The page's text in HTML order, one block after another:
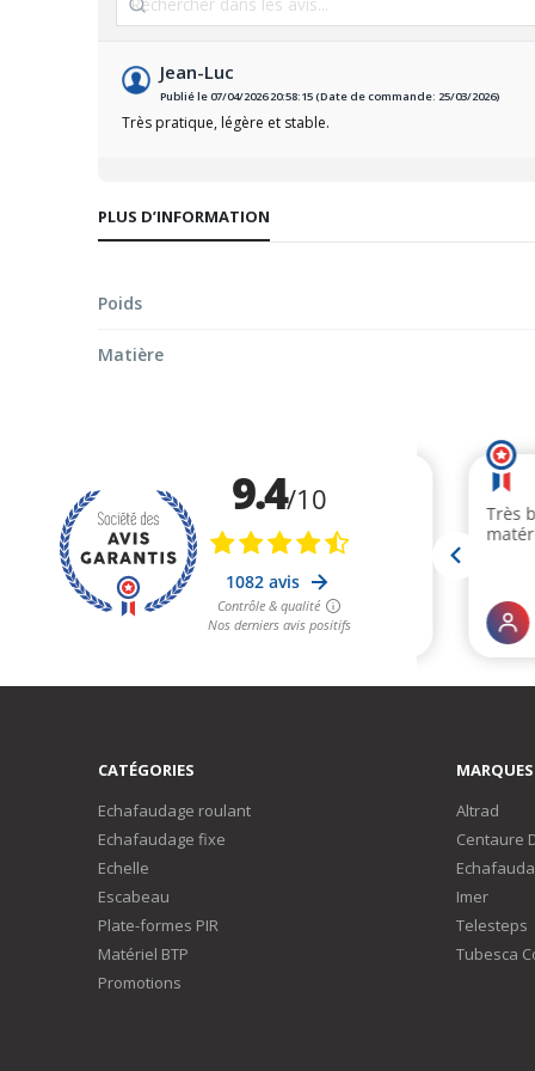
Jean-Luc
Publié le 07/04/2026 20:58:15 (Date de commande: 25/03/2026)
Très pratique, légère et stable.
PLUS D’INFORMATION
Poids
Matière
CATÉGORIES
Echafaudage roulant
Echafaudage fixe
Echelle
Escabeau
Plate-formes PIR
Matériel BTP
Promotions
MARQUES
Altrad
Centaure
Imer
Telesteps
Tubesca